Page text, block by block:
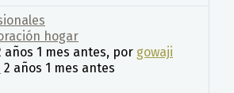
hogar
años 1 mes antes, por gowaji
2 años 1 mes antes